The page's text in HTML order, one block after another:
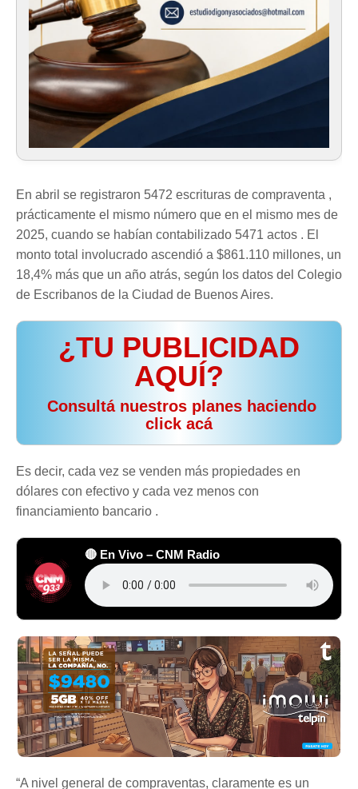
En abril se registraron 5472 escrituras de compraventa ,
prácticamente el mismo número que en el mismo mes de
2025, cuando se habían contabilizado 5471 actos . El
monto total involucrado ascendió a $861.110 millones, un
18,4% más que un año atrás, según los datos del Colegio
de Escribanos de la Ciudad de Buenos Aires.
¿TU PUBLICIDAD
AQUÍ?
️ Consultá nuestros planes haciendo
click acá
Es decir, cada vez se venden más propiedades en
dólares con efectivo y cada vez menos con
financiamiento bancario .
🔴 En Vivo – CNM Radio
“A nivel general de compraventas, claramente es un